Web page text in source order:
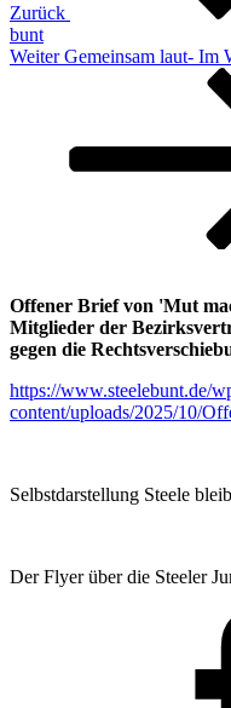
Zurück
bunt
Nächster
Weiter Gemeinsam laut- Im
Offener Brief von 'Mut
Mitglieder der
gegen die
https://www.steelebunt.de/
content/uploads/2025/10/
Selbstdarstellung Steele
Der Flyer über die Steeler